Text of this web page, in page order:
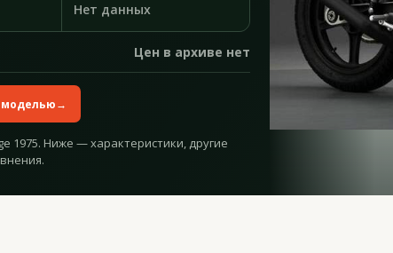
Нет данных
Цен в архиве нет
моделью→
1975. Ниже — характеристики, другие